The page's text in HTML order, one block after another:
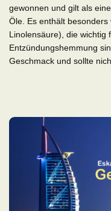
gewonnen und gilt als
Öle. Es enthält
Linolensäure), die wichtig
Entzündungshemmung
Geschmack und sollte